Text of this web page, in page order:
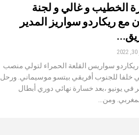
الخطيب و غالي و لجنة
ريكاردو سواريز المدير
سواريس القلعة الحمراء لتولي منصب
خلفا للجنوب أفريقي بيتسو موسيماني. ورحل
في يونيو ،بعد خسارة نهائي دوري أبطال